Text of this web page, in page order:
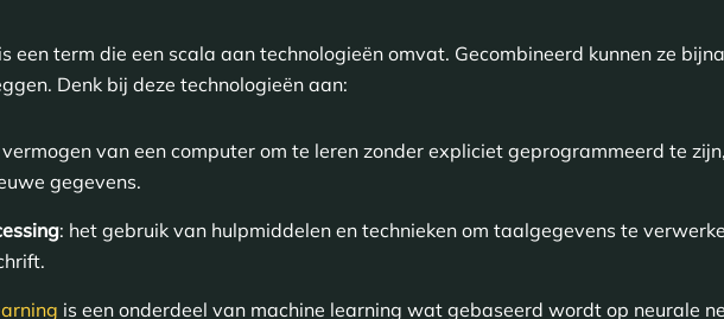
een term die een scala aan technologieën omvat. Gecombineerd kunnen ze
Denk bij deze technologieën aan:
van een computer om te leren zonder expliciet geprogrammeerd te
gegevens.
: het gebruik van hulpmiddelen en technieken om taalgegevens te
is een onderdeel van machine learning wat gebaseerd wordt op neurale